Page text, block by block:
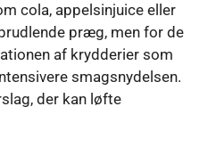
cola, appelsinjuice eller
præg, men for de
af ​​krydderier som
smagsnydelsen.
der kan løfte